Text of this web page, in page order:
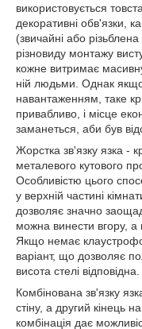
використовується
декоративні обв'язки,
(звичайні або
різновиду монтажу
кожне витримає
ній людьми. Однак
навантаженням, таке
привабливо, і місце
заманеться, аби був
Жорстка зв'язку язка -
металевого кутового
Особливістю цього
у верхній частині
дозволяє значно
можна винести вгору, а
Якщо немає
варіант, що дозволяє
висота стелі відповідна.
Комбінована зв'язку
стіну, а другий кінець
комбінація дає